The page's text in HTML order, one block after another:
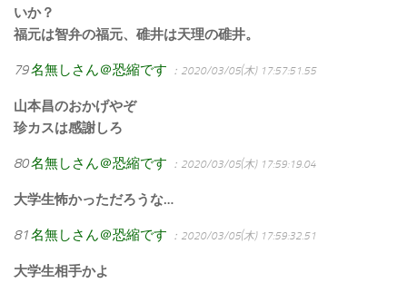
いか？
福元は智弁の福元、碓井は天理の碓井。
79名無しさん＠恐縮です ：2020/03/05(木) 17:57:51.55
山本昌のおかげやぞ
珍カスは感謝しろ
80名無しさん＠恐縮です ：2020/03/05(木) 17:59:19.04
大学生怖かっただろうな…
81名無しさん＠恐縮です ：2020/03/05(木) 17:59:32.51
大学生相手かよ